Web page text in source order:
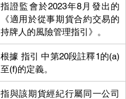
指證監會於2023年8月發出的
《適用於從事期貨合約交易的
持牌人的風險管理指引》。
根據 指引 中第20段註釋1的(a)
至(f)的定義。
指與該期貨經紀行屬同一公司